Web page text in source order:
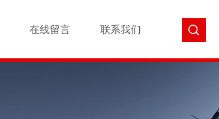
在线留言 联系我们